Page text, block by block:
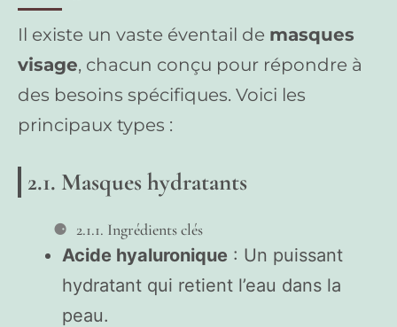
Il existe un vaste éventail de masques
visage, chacun conçu pour répondre à
des besoins spécifiques. Voici les
principaux types :
2.1. Masques hydratants
2.1.1. Ingrédients clés
Acide hyaluronique : Un puissant
hydratant qui retient l’eau dans la
peau.